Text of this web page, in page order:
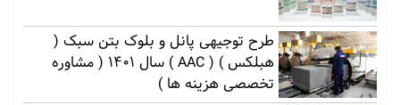
طرح توجیهی پانل و بلوک بتن سبک (
هبلکس ) ( AAC ) سال 1401 ( مشاوره
تخصصی هزینه ها )